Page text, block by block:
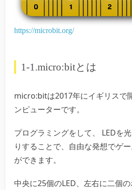
https://microbit.org/
1-1.micro:bitとは
micro:bitは2017年にイギリスで
ンピューターです。
プログラミングをして、 LEDを
りすることで、自由な発想でゲ
ができます。
中央に25個のLED、左右に二個